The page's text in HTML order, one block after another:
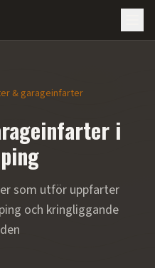
& garageinfarter
i
som utför uppfarter
och kringliggande